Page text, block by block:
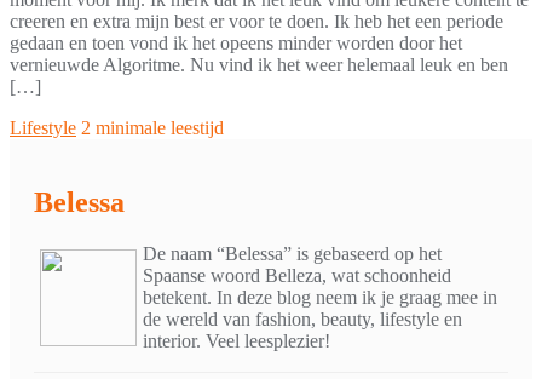
creeren en extra mijn best er voor te doen. Ik heb het een periode
gedaan en toen vond ik het opeens minder worden door het
vernieuwde Algoritme. Nu vind ik het weer helemaal leuk en ben
[…]
Lifestyle 2 minimale leestijd
Belessa
De naam “Belessa” is gebaseerd op het
Spaanse woord Belleza, wat schoonheid
betekent. In deze blog neem ik je graag mee in
de wereld van fashion, beauty, lifestyle en
interior. Veel leesplezier!